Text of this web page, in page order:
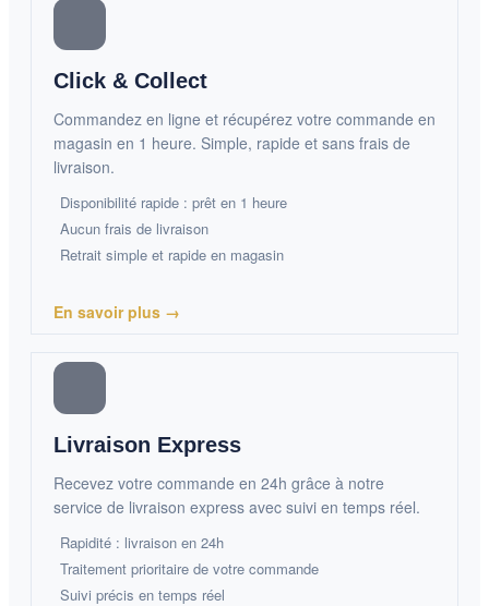
Click & Collect
Commandez en ligne et récupérez votre commande en
magasin en 1 heure. Simple, rapide et sans frais de
livraison.
Disponibilité rapide : prêt en 1 heure
Aucun frais de livraison
Retrait simple et rapide en magasin
En savoir plus →
Livraison Express
Recevez votre commande en 24h grâce à notre
service de livraison express avec suivi en temps réel.
Rapidité : livraison en 24h
Traitement prioritaire de votre commande
Suivi précis en temps réel